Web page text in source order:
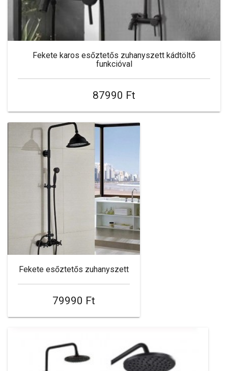
Fekete karos esőztetős zuhanyszett kádtöltő
funkcióval
87990 Ft
Fekete esőztetős zuhanyszett
79990 Ft